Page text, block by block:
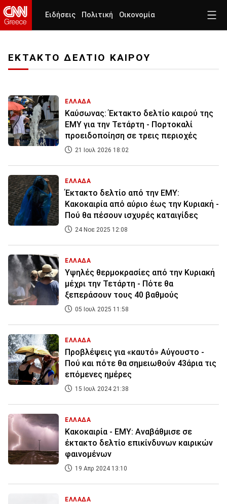
Ειδήσεις Πολιτική Οικονομία
ΕΚΤΑΚΤΟ ΔΕΛΤΙΟ ΚΑΙΡΟΥ
ΕΛΛΑΔΑ
Καύσωνας: Έκτακτο δελτίο καιρού της
ΕΜΥ για την Τετάρτη - Πορτοκαλί
προειδοποίηση σε τρεις περιοχές
21 Ιουλ 2026 18:02
ΕΛΛΑΔΑ
Έκτακτο δελτίο από την ΕΜΥ:
Κακοκαιρία από αύριο έως την Κυριακή -
Πού θα πέσουν ισχυρές καταιγίδες
24 Νοε 2025 12:08
ΕΛΛΑΔΑ
Υψηλές θερμοκρασίες από την Κυριακή
μέχρι την Τετάρτη - Πότε θα
ξεπεράσουν τους 40 βαθμούς
05 Ιουλ 2025 11:58
ΕΛΛΑΔΑ
Προβλέψεις για «καυτό» Αύγουστο -
Πού και πότε θα σημειωθούν 43άρια τις
επόμενες ημέρες
15 Ιουλ 2024 21:38
ΕΛΛΑΔΑ
Κακοκαιρία - ΕΜΥ: Αναβάθμισε σε
έκτακτο δελτίο επικίνδυνων καιρικών
φαινομένων
19 Απρ 2024 13:10
ΕΛΛΑΔΑ